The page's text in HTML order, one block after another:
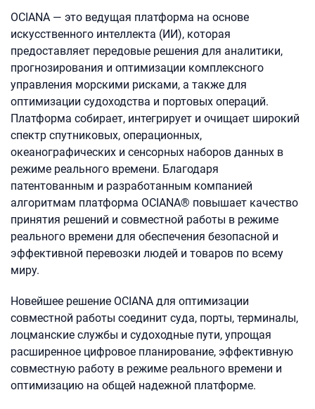
OCIANA — это ведущая платформа на основе
искусственного интеллекта (ИИ), которая
предоставляет передовые решения для аналитики,
прогнозирования и оптимизации комплексного
управления морскими рисками, а также для
оптимизации судоходства и портовых операций.
Платформа собирает, интегрирует и очищает широкий
спектр спутниковых, операционных,
океанографических и сенсорных наборов данных в
режиме реального времени. Благодаря
патентованным и разработанным компанией
алгоритмам платформа OCIANA® повышает качество
принятия решений и совместной работы в режиме
реального времени для обеспечения безопасной и
эффективной перевозки людей и товаров по всему
миру.
Новейшее решение OCIANA для оптимизации
совместной работы соединит суда, порты, терминалы,
лоцманские службы и судоходные пути, упрощая
расширенное цифровое планирование, эффективную
совместную работу в режиме реального времени и
оптимизацию на общей надежной платформе.